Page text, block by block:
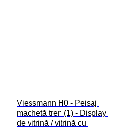
Viessmann H0 - Peisaj
machetă tren (1) - Display
de vitrină / vitrină cu